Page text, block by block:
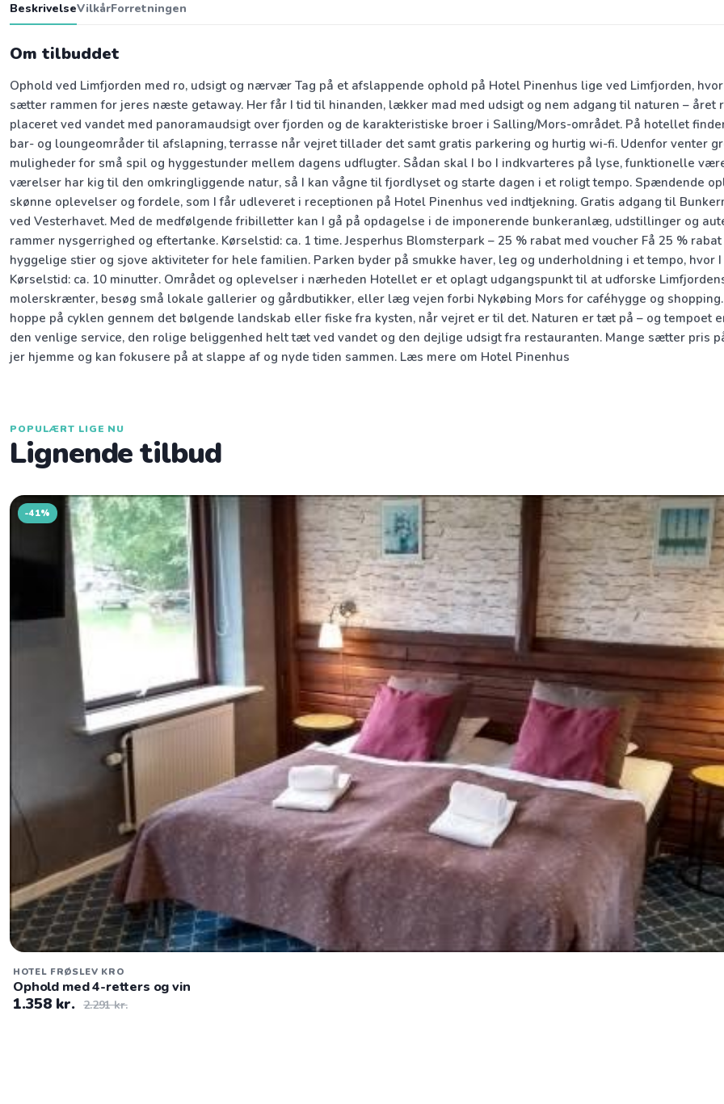
BeskrivelseVilkårForretningen
Om tilbuddet
Ophold ved Limfjorden med ro, udsigt og nærvær Tag på et afslappende ophold på Hotel Pinenhus lige ved Limfjorden,
sætter rammen for jeres næste getaway. Her får I tid til hinanden, lækker mad med udsigt og nem adgang til naturen –
placeret ved vandet med panoramaudsigt over fjorden og de karakteristiske broer i Salling/Mors-området. På hotellet
bar- og loungeområder til afslapning, terrasse når vejret tillader det samt gratis parkering og hurtig wi-fi. Udenfor venter
muligheder for små spil og hyggestunder mellem dagens udflugter. Sådan skal I bo I indkvarteres på lyse, funktionelle
værelser har kig til den omkringliggende natur, så I kan vågne til fjordlyset og starte dagen i et roligt tempo. Spændende
skønne oplevelser og fordele, som I får udleveret i receptionen på Hotel Pinenhus ved indtjekning. Gratis adgang til
ved Vesterhavet. Med de medfølgende fribilletter kan I gå på opdagelse i de imponerende bunkeranlæg, udstillinger og
rammer nysgerrighed og eftertanke. Kørselstid: ca. 1 time. Jesperhus Blomsterpark – 25 % rabat med voucher Få 25 %
hyggelige stier og sjove aktiviteter for hele familien. Parken byder på smukke haver, leg og underholdning i et tempo, hvor
Kørselstid: ca. 10 minutter. Området og oplevelser i nærheden Hotellet er et oplagt udgangspunkt til at udforske
molerskrænter, besøg små lokale gallerier og gårdbutikker, eller læg vejen forbi Nykøbing Mors for caféhygge og
hoppe på cyklen gennem det bølgende landskab eller fiske fra kysten, når vejret er til det. Naturen er tæt på – og
den venlige service, den rolige beliggenhed helt tæt ved vandet og den dejlige udsigt fra restauranten. Mange sætter pris
jer hjemme og kan fokusere på at slappe af og nyde tiden sammen. Læs mere om Hotel Pinenhus
POPULÆRT LIGE NU
Lignende tilbud
-41%
HOTEL FRØSLEV KRO
Ophold med 4-retters og vin
1.358 kr. 2.291 kr.